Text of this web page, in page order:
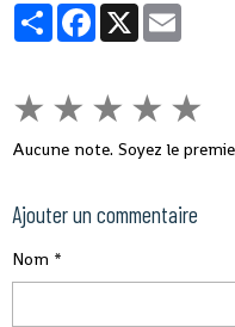
PartagerFacebook
X
★ ★ ★ ★ ★
Aucune note. Soyez le
Ajouter un commentaire
Nom